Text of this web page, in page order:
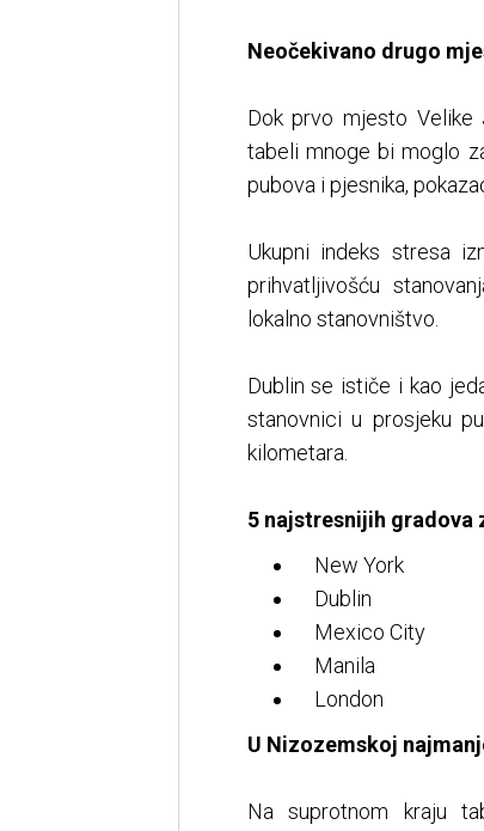
Neočekivano drugo
Dok prvo mjesto Velike
tabeli mnoge bi moglo
pubova i pjesnika,
Ukupni indeks stresa
prihvatljivošću
lokalno stanovništvo.
Dublin se ističe i kao
stanovnici u prosjeku
kilometara.
5 najstresnijih gradova
New York
Dublin
Mexico City
Manila
London
U Nizozemskoj
Na suprotnom kraju